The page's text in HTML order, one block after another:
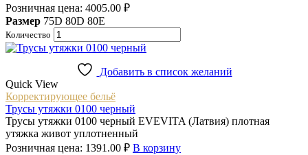
Розничная цена: 4005.00 ₽
Размер 75D 80D 80E
Количество
Добавить в список желаний
Quick View
Корректирующее бельё
Трусы утяжки 0100 черный
Трусы утяжки 0100 черный EVEVITA (Латвия) плотная
утяжка живот уплотненный
Розничная цена: 1391.00 ₽ В корзину